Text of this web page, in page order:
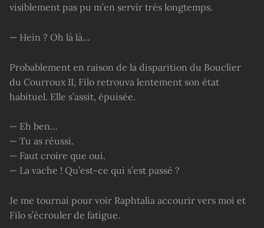
visiblement pas pu m’en servir très longtemps.
— Hein ? Oh là là…
Probablement en raison de la disparition du Bouclier
du Courroux II, Filo retrouva lentement son état
habituel. Elle s’assit, épuisée.
— Eh ben…
— Tu as réussi.
— Faut croire que oui.
— La vache ! Qu’est-ce qui s’est passé ?
Je me tournai pour voir Raphtalia accourir vers moi et
Filo s’écrouler de fatigue.